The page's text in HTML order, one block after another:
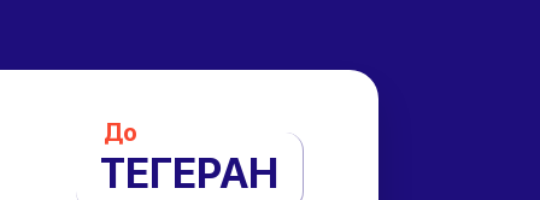
До
ТЕГЕРАН